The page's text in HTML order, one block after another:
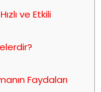
ve Etkili
Faydaları